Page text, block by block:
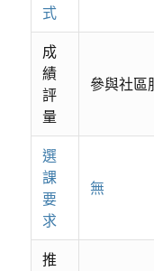
式
成
績
評
量
參與社區
選
課
要
求
無
推